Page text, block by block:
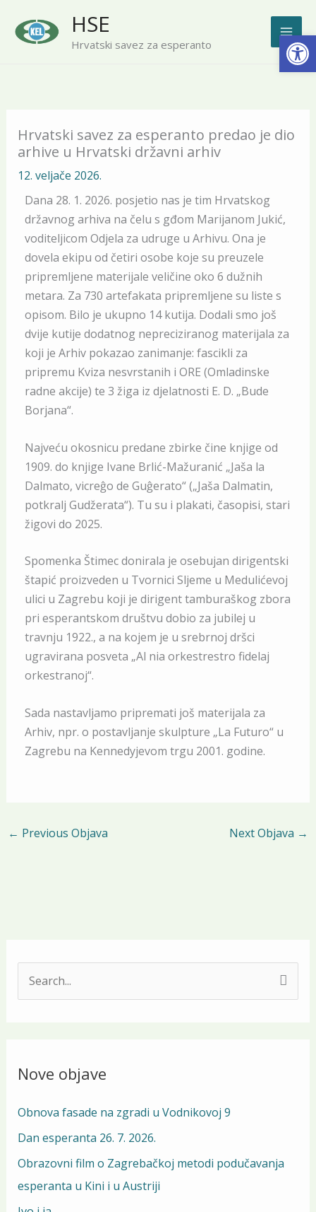
content
HSE
Hrvatski savez za esperanto
Hrvatski savez za esperanto predao je dio
arhive u Hrvatski državni arhiv
12. veljače 2026.
Dana 28. 1. 2026. posjetio nas je tim Hrvatskog
državnog arhiva na čelu s gđom Marijanom Jukić,
voditeljicom Odjela za udruge u Arhivu. Ona je
dovela ekipu od četiri osobe koje su preuzele
pripremljene materijale veličine oko 6 dužnih
metara. Za 730 artefakata pripremljene su liste s
opisom. Bilo je ukupno 14 kutija. Dodali smo još
dvije kutije dodatnog nepreciziranog materijala za
koji je Arhiv pokazao zanimanje: fascikli za
pripremu Kviza nesvrstanih i ORE (Omladinske
radne akcije) te 3 žiga iz djelatnosti E. D. „Bude
Borjana“.
Najveću okosnicu predane zbirke čine knjige od
1909. do knjige Ivane Brlić-Mažuranić „Jaša la
Dalmato, vicreĝo de Guĝerato“ („Jaša Dalmatin,
potkralj Gudžerata“). Tu su i plakati, časopisi, stari
žigovi do 2025.
Spomenka Štimec donirala je osebujan dirigentski
štapić proizveden u Tvornici Sljeme u Medulićevoj
ulici u Zagrebu koji je dirigent tamburaškog zbora
pri esperantskom društvu dobio za jubilej u
travnju 1922., a na kojem je u srebrnoj dršci
ugravirana posveta „Al nia orkestrestro fidelaj
orkestranoj“.
Sada nastavljamo pripremati još materijala za
Arhiv, npr. o postavljanje skulpture „La Futuro“ u
Zagrebu na Kennedyjevom trgu 2001. godine.
← Previous Objava Next Objava →
c
f
o
r
:
Nove objave
Obnova fasade na zgradi u Vodnikovoj 9
Dan esperanta 26. 7. 2026.
Obrazovni film o Zagrebačkoj metodi podučavanja
esperanta u Kini i u Austriji